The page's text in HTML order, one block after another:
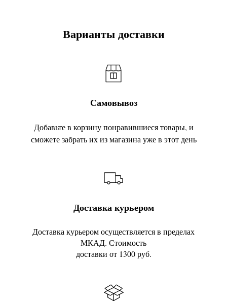
Варианты доставки
Самовывоз
Добавьте в корзину понравившиеся товары, и
сможете забрать их из магазина уже в этот день
Доставка курьером
Доставка курьером осуществляется в пределах
МКАД. Стоимость
доставки от 1300 руб.